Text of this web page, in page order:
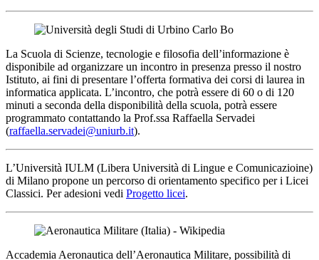
La Scuola di Scienze, tecnologie e filosofia dell’informazione è
disponibile ad organizzare un incontro in presenza presso il nostro
Istituto, ai fini di presentare l’offerta formativa dei corsi di laurea in
informatica applicata. L’incontro, che potrà essere di 60 o di 120
minuti a seconda della disponibilità della scuola, potrà essere
programmato contattando la Prof.ssa Raffaella Servadei
(raffaella.servadei@uniurb.it).
L’Università IULM (Libera Università di Lingue e Comunicazioine)
di Milano propone un percorso di orientamento specifico per i Licei
Classici. Per adesioni vedi Progetto licei.
Accademia Aeronautica dell’Aeronautica Militare, possibilità di